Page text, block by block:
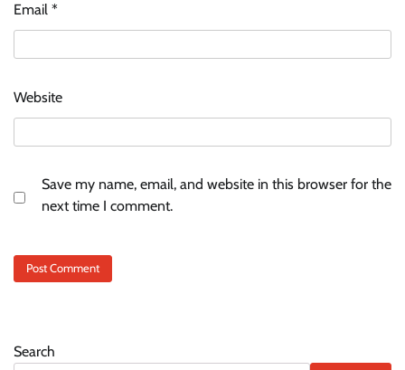
Email *
Website
Save my name, email, and website in this browser for the
next time I comment.
Search